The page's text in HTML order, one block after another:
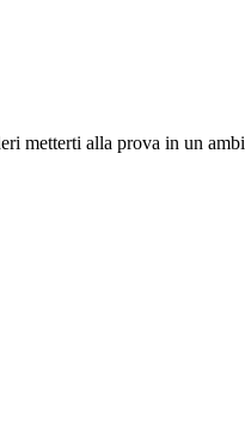
metterti alla prova in un